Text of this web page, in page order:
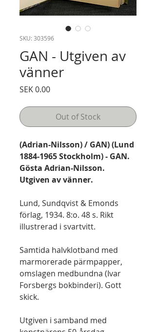
SKU: 303596
GAN - Utgiven av
vänner
SEK 0.00Price
Out of Stock
(Adrian-Nilsson) / GAN) (Lund
1884-1965 Stockholm) - GAN.
Gösta Adrian-Nilsson.
Utgiven av vänner.
Lund, Sundqvist & Emonds
förlag, 1934. 8:o. 48 s. Rikt
illustrerad i svartvitt.
Samtida halvklotband med
marmorerade pärmpapper,
omslagen medbundna (Ivar
Forsbergs bokbinderi). Gott
skick.
Utgiven i samband med